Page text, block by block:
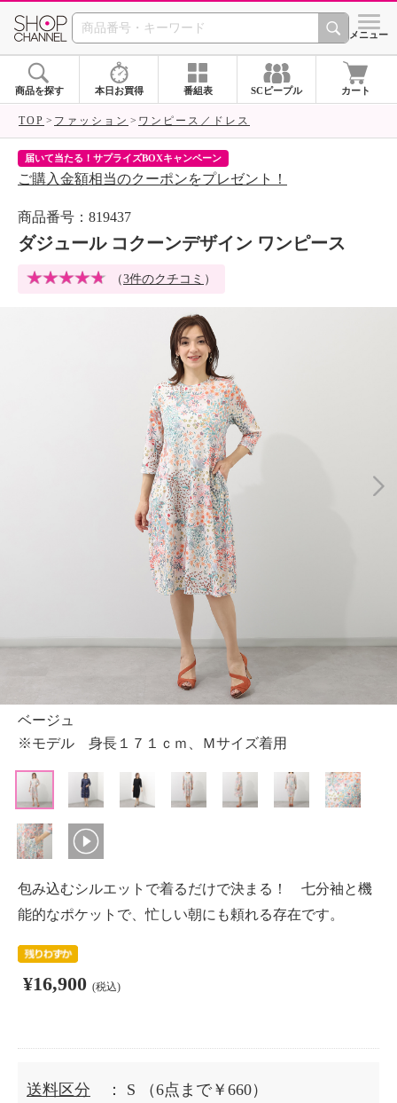
SHOP CHANNEL シメニュー
商品を探す 本日お買得 番組表 SCピープル カート
TOP ファッション ワンピース／ドレス
届いて当たる！サプライズBOXキャンペーン
ご購入金額相当のクーポンをプレゼント！
商品番号：819437
ダジュール コクーンデザイン ワンピース
（3件のクチコミ ）
ベージュ
※モデル 身長１７１ｃｍ、Ｍサイズ着用
包み込むシルエットで着るだけで決まる！ 七分袖と機
能的なポケットで、忙しい朝にも頼れる存在です。
¥16,900 (税込)
送料区分 ： S
（6点まで￥660）